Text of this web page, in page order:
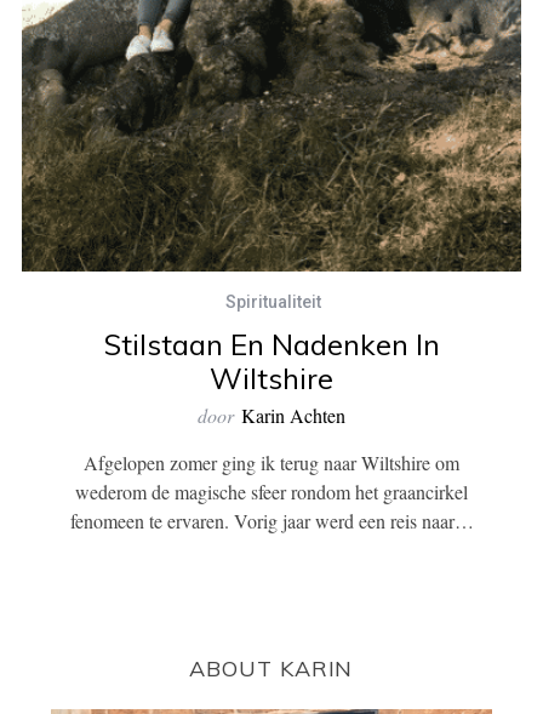
Spiritualiteit
Stilstaan En Nadenken In
Wiltshire
door Karin Achten
Afgelopen zomer ging ik terug naar Wiltshire om
wederom de magische sfeer rondom het graancirkel
fenomeen te ervaren. Vorig jaar werd een reis naar…
ABOUT KARIN